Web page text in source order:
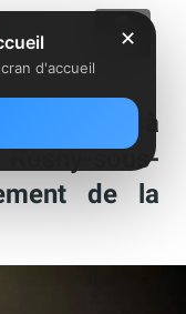
est à
sous-
de la
✕
d'accueil